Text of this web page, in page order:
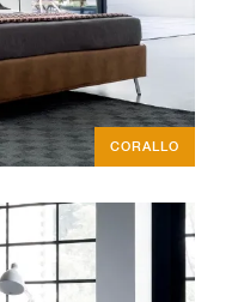
CORALLO